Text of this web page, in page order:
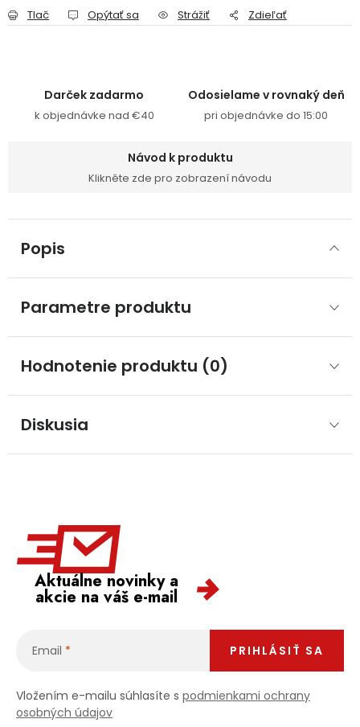
Tlač Opýtať sa Strážiť Zdieľať
Darček zadarmo
k objednávke nad €40
Odosielame v rovnaký deň
pri objednávke do 15:00
Návod k produktu
Klikněte zde pro zobrazení návodu
Popis
Parametre produktu
Hodnotenie produktu (0)
Diskusia
Aktuálne novinky a
akcie na váš e-mail
Email
Vložením e-mailu súhlasíte s podmienkami ochrany
osobných údajov
PRIHLÁSIŤ SA